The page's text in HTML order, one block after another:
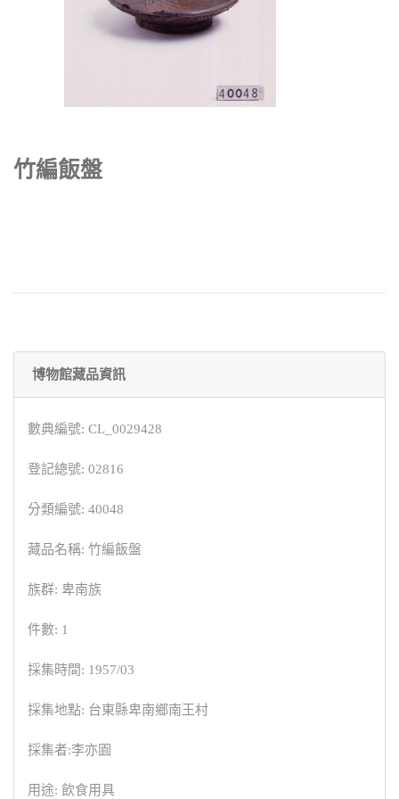
竹編飯盤
博物館藏品資訊
數典編號: CL_0029428
登記總號: 02816
分類編號: 40048
藏品名稱: 竹編飯盤
族群: 卑南族
件數: 1
採集時間: 1957/03
採集地點: 台東縣卑南鄉南王村
採集者:李亦園
用途: 飲食用具